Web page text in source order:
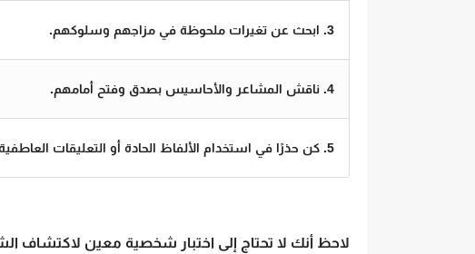
3. ابحث عن تغيرات ملحوظة في مزاجهم وسلوكهم.
4. ناقش المشاعر والأحاسيس بصدق وفتح أمامهم.
5. كن حذرًا في استخدام الألفاظ الحادة أو التعليقات العاطفية القاسية.
لاحظ أنك لا تحتاج إلى اختبار شخصية معين لاكتشاف